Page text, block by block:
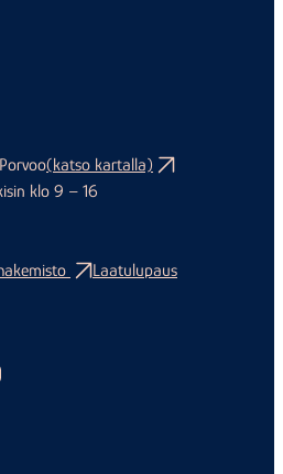
(katso kartalla)
klo 9 – 16
Laatulupaus